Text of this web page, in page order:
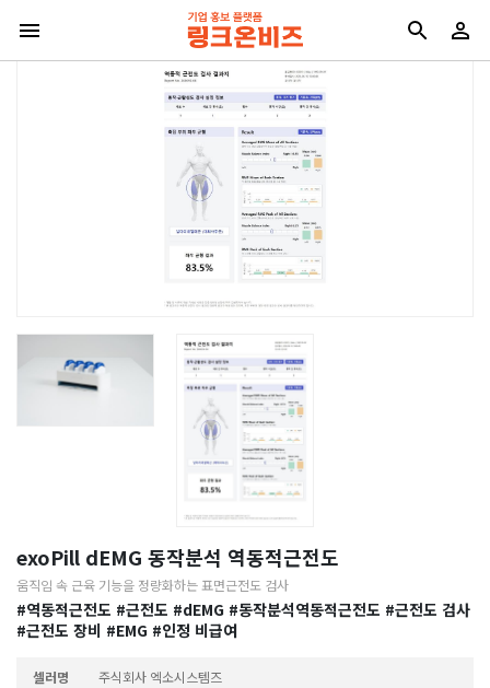
exoPill dEMG 동작분석 역동적근전도
움직임 속 근육 기능을 정량화하는 표면근전도 검사
#역동적근전도 #근전도 #dEMG #동작분석역동적근전도 #근전도 검사
#근전도 장비 #EMG #인정 비급여
셀러명
주식회사 엑소시스템즈